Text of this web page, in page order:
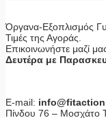
Όργανα-Εξοπλισμός
Τιμές της Αγοράς.
Επικοινωνήστε μαζί
Δευτέρα με
E-mail:
Πίνδου 76 – Μοσχάτο